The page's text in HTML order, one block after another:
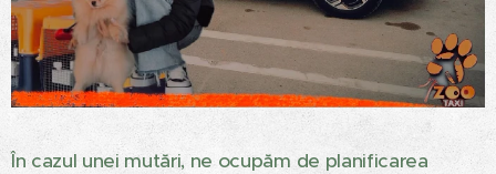
În cazul unei mutări, ne ocupăm de planificarea